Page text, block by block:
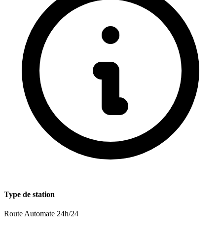
Type de station
Route Automate 24h/24